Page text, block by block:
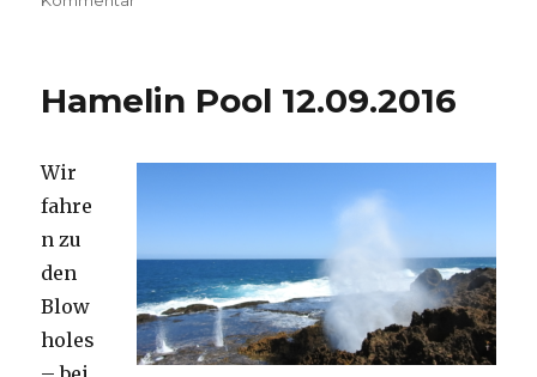
Hamelin Pool 12.09.2016
Wir
fahre
n zu
den
Blow
holes